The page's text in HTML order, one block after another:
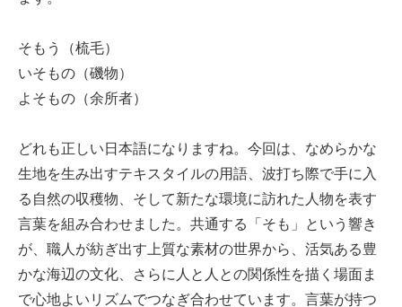
そもう（梳毛）
いそもの（磯物）
よそもの（余所者）
どれも正しい日本語になりますね。今回は、なめらかな
生地を生み出すテキスタイルの用語、波打ち際で手に入
る自然の収穫物、そして新たな環境に訪れた人物を表す
言葉を組み合わせました。共通する「そも」という響き
が、職人が紡ぎ出す上質な素材の世界から、活気ある豊
かな海辺の文化、さらに人と人との関係性を描く場面ま
で心地よいリズムでつなぎ合わせています。言葉が持つ